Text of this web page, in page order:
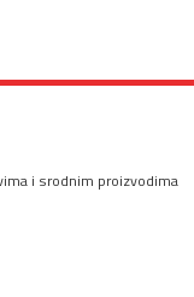
i srodnim proizvodima